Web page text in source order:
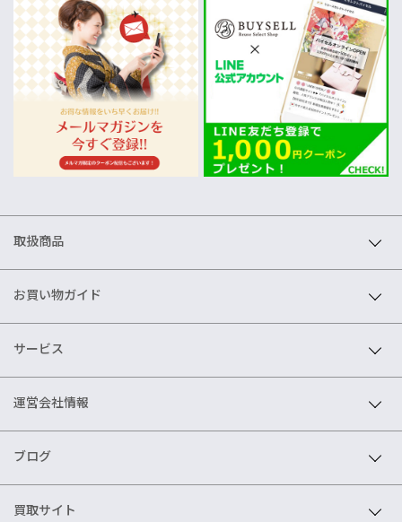
取扱商品
お買い物ガイド
サービス
運営会社情報
ブログ
買取サイト